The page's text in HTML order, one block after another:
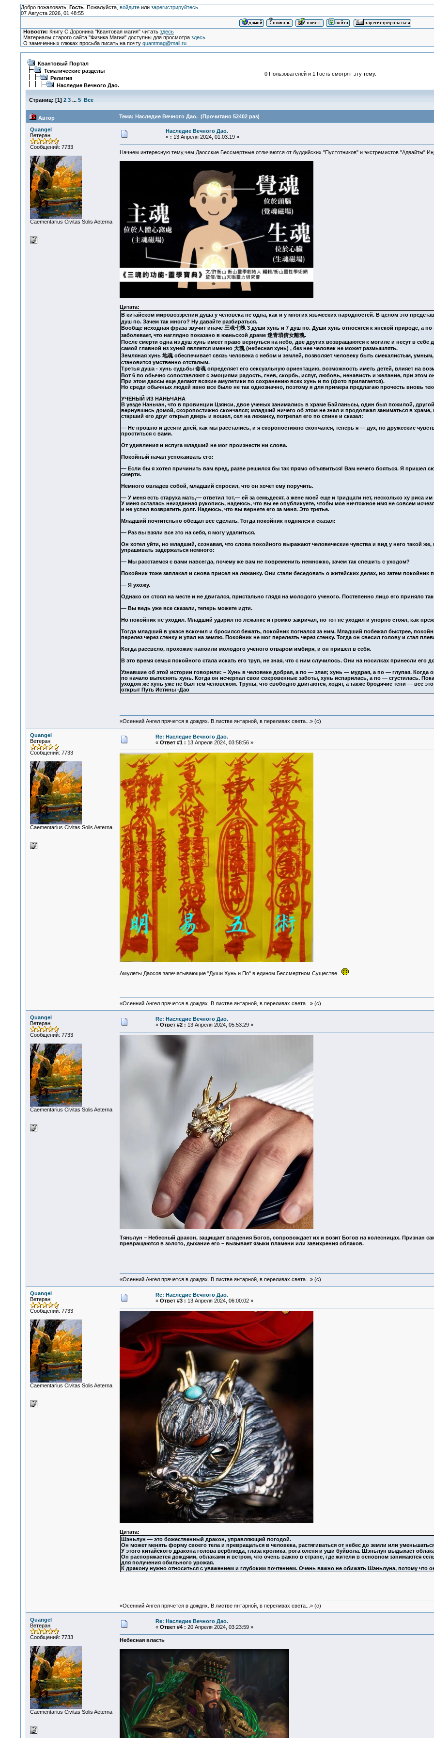
Добро пожаловать, Гость. Пожалуйста, войдитеили зарегистрируйтесь.
07 Августа 2026, 01:48:55
Новости: Книгу С.Доронина "Квантовая магия" читатьздесь
Материалы старого сайта "Физика Магии" доступны для просмотраздесь
О замеченных глюках просьба писать на почтуquantmag@mail.ru
Квантовый Портал
Тематические разделы
Религия
Наследие Вечного Дао.
0 Пользователей и 1 Гость смотрят эту тему.
Страниц: [1] 2 3 ... 5 Все
Автор Тема: Наследие Вечного Дао. (Прочитано 52402 раз)
Quangel
Ветеран
Сообщений: 7733
Сaementarius Civitas Solis Aeterna
Наследие Вечного Дао.
« : 13 Апреля 2024, 01:03:19 »
Начнем интересную тему,чем Даосские Бессмертные отличаются от буддийских "Пустотников" и экстремистов "Адвайты"
Цитата:
В китайском мировоззрении душа у человека не одна, как и у многих языческих народностей. В целом это
душ по. Зачем так много? Ну давайте разбираться.
Вообще исходная фраза звучит иначе 三魂七魄 3 души хунь и 7 душ по. Души хунь относятся к янской природе, а
заболевает, что наглядно показано в юаньской драме 迷青瑣倩女離魂.
После смерти одна из душ хунь имеет право вернуться на небо, две других возвращаются к могиле и несут в
самой главной из хуней является именно 天魂 (небесная хунь) , без нее человек не может размышлять.
Земляная хунь 地魂 обеспечивает связь человека с небом и землей, позволяет человеку быть смекалистым,
становится умственно отсталым.
Третья душа - хунь судьбы 命魂 определяет его сексуальную ориентацию, возможность иметь детей, влияет на
Вот 6 по обычно сопоставляют с эмоциями радость, гнев, скорбь, испуг, любовь, ненависть и желание, при этом
При этом даосы еще делают всякие амулетики по сохранению всех хунь и по (фото прилагается).
Но среди обычных людей явно все было не так однозначно, поэтому я для примера предлагаю прочесть вновь
УЧЕНЫЙ ИЗ НАНЬЧАНА
В уезде Наньчан, что в провинции Цзянси, двое ученых занимались в храме Бэйланьсы, один был пожилой,
вернувшись домой, скоропостижно скончался; младший ничего об этом не знал и продолжал заниматься в
старший его друг открыл дверь и вошел, сел на лежанку, потрепал его по спине и сказал:
— Не прошло и десяти дней, как мы расстались, и я скоропостижно скончался, теперь я — дух, но дружеские
проститься с вами.
От удивления и испуга младший не мог произнести ни слова.
Покойный начал успокаивать его:
— Если бы я хотел причинить вам вред, разве решился бы так прямо объявиться! Вам нечего бояться. Я пришел
смерти.
Немного овладев собой, младший спросил, что он хочет ему поручить.
— У меня есть старуха мать,— ответил тот,— ей за семьдесят, а жене моей еще и тридцати нет, несколько ху риса
У меня осталась неизданная рукопись, надеюсь, что вы ее опубликуете, чтобы мое ничтожное имя не совсем
и не успел возвратить долг. Надеюсь, что вы вернете его за меня. Это третье.
Младший почтительно обещал все сделать. Тогда покойник поднялся и сказал:
— Раз вы взяли все это на себя, я могу удалиться.
Он хотел уйти, но младший, сознавая, что слова покойного выражают человеческие чувства и вид у него такой
упрашивать задержаться немного:
— Мы расстаемся с вами навсегда, почему же вам не повременить немножко, зачем так спешить с уходом?
Покойник тоже заплакал и снова присел на лежанку. Они стали беседовать о житейских делах, но затем покойник
— Я ухожу.
Однако он стоял на месте и не двигался, пристально глядя на молодого ученого. Постепенно лицо его приняло
— Вы ведь уже все сказали, теперь можете идти.
Но покойник не уходил. Младший ударил по лежанке и громко закричал, но тот не уходил и упорно стоял, как
Тогда младший в ужасе вскочил и бросился бежать, покойник погнался за ним. Младший побежал быстрее,
перелез через стенку и упал на землю. Покойник не мог перелезть через стенку. Тогда он свесил голову и стал
Когда рассвело, прохожие напоили молодого ученого отваром имбиря, и он пришел в себя.
В это время семья покойного стала искать его труп, не зная, что с ним случилось. Они на носилках принесли его
Узнавшие об этой истории говорили: – Хунь в человеке добрая, а по — злая; хунь — мудрая, а по — глупая. Когда
по начало вытеснять хунь. Когда он исчерпал свои сокровенные заботы, хунь испарилась, а по — сгустилась.
уходом же хунь уже не был тем человеком. Трупы, что свободно двигаются, ходят, а также бродячие тени — все
открыт Путь Истины -Дао
«Осенний Ангел прячется в дождях. В листве янтарной, в переливах света...» (c)
Quangel
Ветеран
Сообщений: 7733
Сaementarius Civitas Solis Aeterna
Re: Наследие Вечного Дао.
« Ответ #1 : 13 Апреля 2024, 03:58:56 »
Амулеты Даосов,запечатывающие "Души Хунь и По" в едином Бессмертном Существе.
«Осенний Ангел прячется в дождях. В листве янтарной, в переливах света...» (c)
Quangel
Ветеран
Сообщений: 7733
Сaementarius Civitas Solis Aeterna
Re: Наследие Вечного Дао.
« Ответ #2 : 13 Апреля 2024, 05:53:29 »
Тяньлун – Небесный дракон, защищает владения Богов, сопровождает их и возит Богов на колесницах. Признан
превращаются в золото, дыхание его – вызывает языки пламени или завихрения облаков.
«Осенний Ангел прячется в дождях. В листве янтарной, в переливах света...» (c)
Quangel
Ветеран
Сообщений: 7733
Сaementarius Civitas Solis Aeterna
Re: Наследие Вечного Дао.
« Ответ #3 : 13 Апреля 2024, 06:00:02 »
Цитата:
Шэньлун — это божественный дракон, управляющий погодой.
Он может менять форму своего тела и превращаться в человека, растягиваться от небес до земли или
У этого китайского дракона голова верблюда, глаза кролика, рога оленя и уши буйвола. Шэньлун выдыхает
Он распоряжается дождями, облаками и ветром, что очень важно в стране, где жители в основном занимаются
для получения обильного урожая.
К дракону нужно относиться с уважением и глубоким почтением. Очень важно не обижать Шэньлуна, потому что
«Осенний Ангел прячется в дождях. В листве янтарной, в переливах света...» (c)
Quangel
Ветеран
Сообщений: 7733
Сaementarius Civitas Solis Aeterna
Re: Наследие Вечного Дао.
« Ответ #4 : 20 Апреля 2024, 03:23:59 »
Небесная власть